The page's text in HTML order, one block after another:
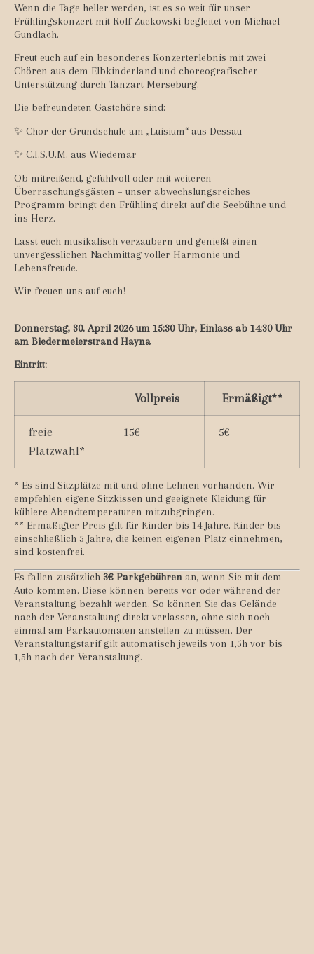
Wenn die Tage heller werden, ist es so weit für unser
Frühlingskonzert mit Rolf Zuckowski begleitet von Michael
Gundlach.
Freut euch auf ein besonderes Konzerterlebnis mit zwei
Chören aus dem Elbkinderland und choreografischer
Unterstützung durch Tanzart Merseburg.
Die befreundeten Gastchöre sind:
✨ Chor der Grundschule am „Luisium“ aus Dessau
✨ C.I.S.U.M. aus Wiedemar
Ob mitreißend, gefühlvoll oder mit weiteren
Überraschungsgästen – unser abwechslungsreiches
Programm bringt den Frühling direkt auf die Seebühne und
ins Herz.
Lasst euch musikalisch verzaubern und genießt einen
unvergesslichen Nachmittag voller Harmonie und
Lebensfreude.
Wir freuen uns auf euch!
Donnerstag, 30. April 2026 um 15:30 Uhr, Einlass ab 14:30 Uhr
am Biedermeierstrand Hayna
Eintritt:
Vollpreis Ermäßigt**
freie
Platzwahl*
15€ 5€
* Es sind Sitzplätze mit und ohne Lehnen vorhanden. Wir
empfehlen eigene Sitzkissen und geeignete Kleidung für
kühlere Abendtemperaturen mitzubgringen.
** Ermäßigter Preis gilt für Kinder bis 14 Jahre. Kinder bis
einschließlich 5 Jahre, die keinen eigenen Platz einnehmen,
sind kostenfrei.
Es fallen zusätzlich 3€ Parkgebühren an, wenn Sie mit dem
Auto kommen. Diese können bereits vor oder während der
Veranstaltung bezahlt werden. So können Sie das Gelände
nach der Veranstaltung direkt verlassen, ohne sich noch
einmal am Parkautomaten anstellen zu müssen. Der
Veranstaltungstarif gilt automatisch jeweils von 1,5h vor bis
1,5h nach der Veranstaltung.